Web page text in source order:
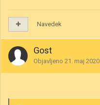
Navedek
Gost
Objavljeno 21. maj 2020